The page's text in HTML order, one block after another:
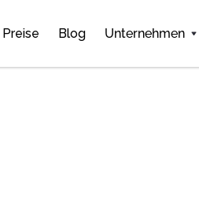
Preise Blog Unternehmen